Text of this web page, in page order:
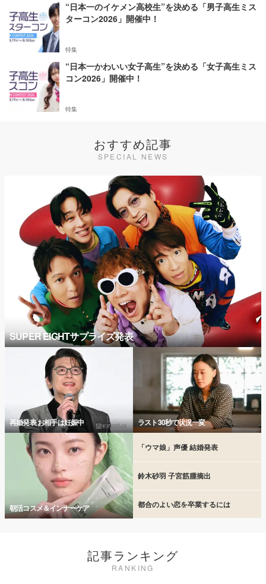
“日本一のイケメン高校生”を決める「男子高生ミス
ターコン2026」開催中！
特集
“日本一かわいい女子高生”を決める「女子高生ミス
コン2026」開催中！
特集
おすすめ記事
SPECIAL NEWS
SUPER EIGHTサプライズ発表
再婚発表 お相手は妊娠中 ラスト30秒で状況一変
朝活コスメ＆インナーケア
「ウマ娘」声優 結婚発表
鈴木砂羽 子宮筋腫摘出
都合のよい恋を卒業するには
記事ランキング
RANKING